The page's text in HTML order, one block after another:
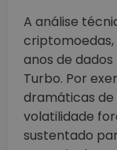
A análise
criptomoedas,
anos de
Turbo. Por
dramáticas
volatilidade
sustentado